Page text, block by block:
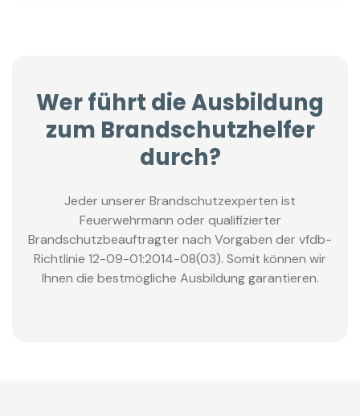
Wer führt die Ausbildung
zum Brandschutzhelfer
durch?
Jeder unserer Brandschutzexperten ist
Feuerwehrmann oder qualifizierter
Brandschutzbeauftragter nach Vorgaben der vfdb-
Richtlinie 12-09-01:2014-08(03). Somit können wir
Ihnen die bestmögliche Ausbildung garantieren.